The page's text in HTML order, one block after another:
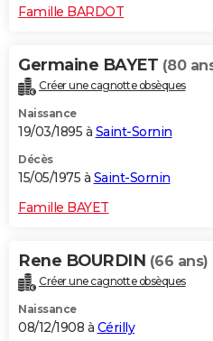
Famille BARDOT
Germaine BAYET (80
Créer une cagnotte obsèques
Naissance
19/03/1895 à Saint-Sornin
Décès
15/05/1975 à Saint-Sornin
Famille BAYET
Rene BOURDIN (66 ans)
Créer une cagnotte obsèques
Naissance
08/12/1908 à Cérilly